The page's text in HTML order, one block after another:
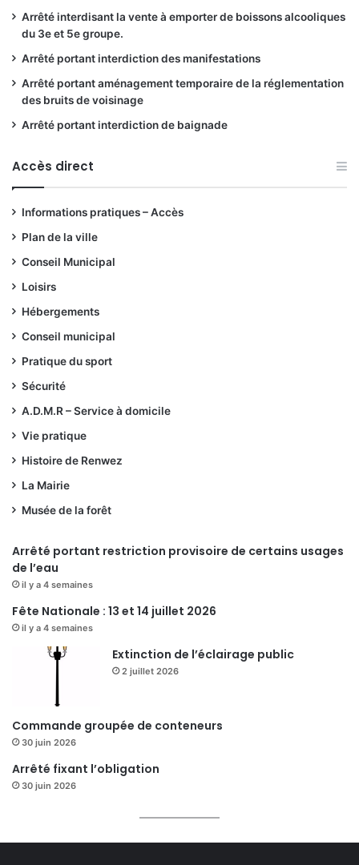
Arrêté interdisant la vente à emporter de boissons alcooliques
du 3e et 5e groupe.
Arrêté portant interdiction des manifestations
Arrêté portant aménagement temporaire de la réglementation
des bruits de voisinage
Arrêté portant interdiction de baignade
Accès direct
Informations pratiques – Accès
Plan de la ville
Conseil Municipal
Loisirs
Hébergements
Conseil municipal
Pratique du sport
Sécurité
A.D.M.R – Service à domicile
Vie pratique
Histoire de Renwez
La Mairie
Musée de la forêt
Arrêté portant restriction provisoire de certains usages
de l’eau
il y a 4 semaines
Fête Nationale : 13 et 14 juillet 2026
il y a 4 semaines
Extinction de l’éclairage public
2 juillet 2026
Commande groupée de conteneurs
30 juin 2026
Arrêté fixant l’obligation
30 juin 2026